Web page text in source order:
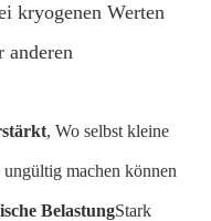
kryogenen Werten
anderen
, Wo selbst kleine
machen können
BelastungStark